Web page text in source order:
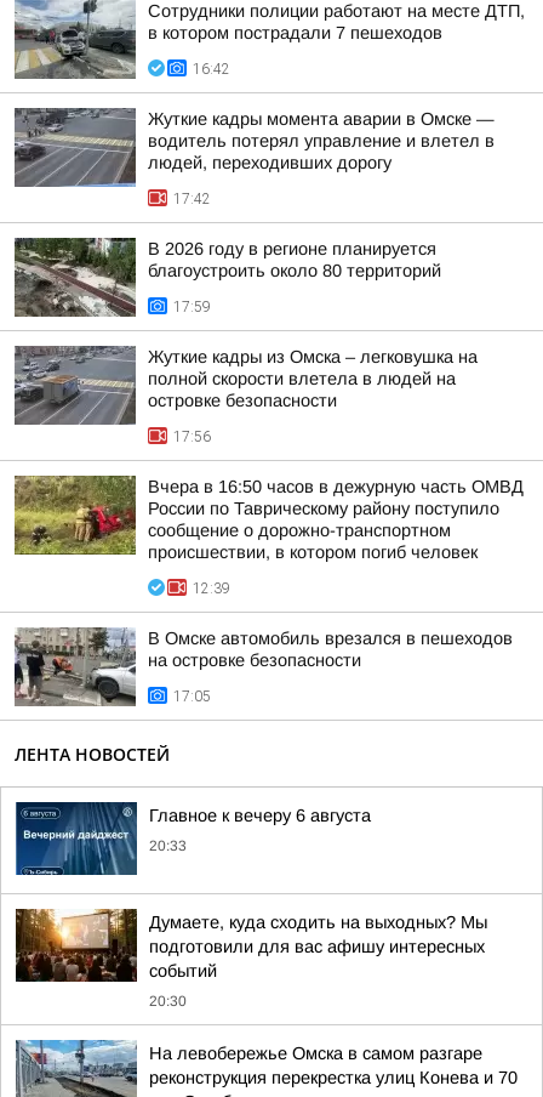
Сотрудники полиции работают на месте ДТП,
в котором пострадали 7 пешеходов
16:42
Жуткие кадры момента аварии в Омске —
водитель потерял управление и влетел в
людей, переходивших дорогу
17:42
В 2026 году в регионе планируется
благоустроить около 80 территорий
17:59
Жуткие кадры из Омска – легковушка на
полной скорости влетела в людей на
островке безопасности
17:56
Вчера в 16:50 часов в дежурную часть ОМВД
России по Таврическому району поступило
сообщение о дорожно-транспортном
происшествии, в котором погиб человек
12:39
В Омске автомобиль врезался в пешеходов
на островке безопасности
17:05
ЛЕНТА НОВОСТЕЙ
Главное к вечеру 6 августа
20:33
Думаете, куда сходить на выходных? Мы
подготовили для вас афишу интересных
событий
20:30
На левобережье Омска в самом разгаре
реконструкция перекрестка улиц Конева и 70